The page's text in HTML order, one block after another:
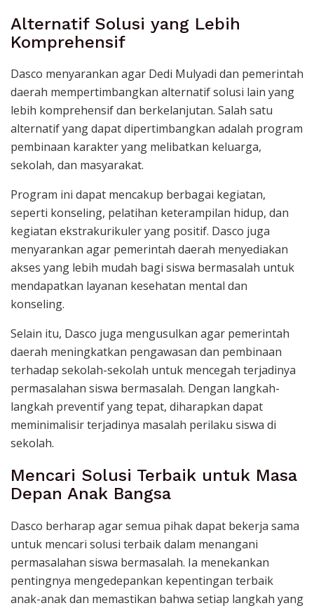
Alternatif Solusi yang Lebih
Komprehensif
Dasco menyarankan agar Dedi Mulyadi dan pemerintah
daerah mempertimbangkan alternatif solusi lain yang
lebih komprehensif dan berkelanjutan. Salah satu
alternatif yang dapat dipertimbangkan adalah program
pembinaan karakter yang melibatkan keluarga,
sekolah, dan masyarakat.
Program ini dapat mencakup berbagai kegiatan,
seperti konseling, pelatihan keterampilan hidup, dan
kegiatan ekstrakurikuler yang positif. Dasco juga
menyarankan agar pemerintah daerah menyediakan
akses yang lebih mudah bagi siswa bermasalah untuk
mendapatkan layanan kesehatan mental dan
konseling.
Selain itu, Dasco juga mengusulkan agar pemerintah
daerah meningkatkan pengawasan dan pembinaan
terhadap sekolah-sekolah untuk mencegah terjadinya
permasalahan siswa bermasalah. Dengan langkah-
langkah preventif yang tepat, diharapkan dapat
meminimalisir terjadinya masalah perilaku siswa di
sekolah.
Mencari Solusi Terbaik untuk Masa
Depan Anak Bangsa
Dasco berharap agar semua pihak dapat bekerja sama
untuk mencari solusi terbaik dalam menangani
permasalahan siswa bermasalah. Ia menekankan
pentingnya mengedepankan kepentingan terbaik
anak-anak dan memastikan bahwa setiap langkah yang